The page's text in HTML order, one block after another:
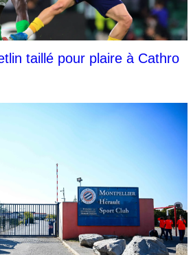
taillé pour plaire à Cathro